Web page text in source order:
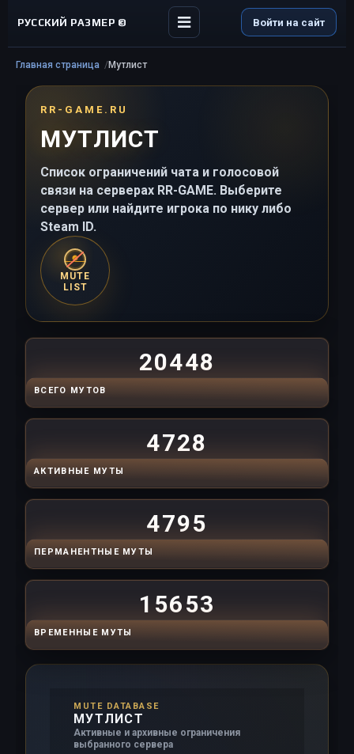
РУССКИЙ РАЗМЕР © Войти на сайт
Главная страница Мутлист
RR-GAME.RU
МУТЛИСТ
Список ограничений чата и голосовой
связи на серверах RR-GAME. Выберите
сервер или найдите игрока по нику либо
Steam ID.
MUTE
LIST
20448
ВСЕГО МУТОВ
4728
АКТИВНЫЕ МУТЫ
4795
ПЕРМАНЕНТНЫЕ МУТЫ
15653
ВРЕМЕННЫЕ МУТЫ
MUTE DATABASE
МУТЛИСТ
Активные и архивные ограничения
выбранного сервера